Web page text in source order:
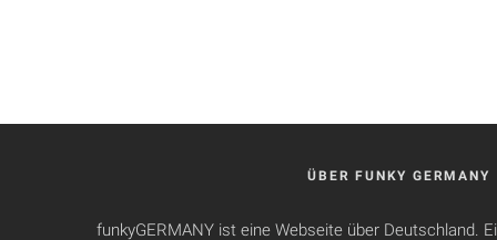
ÜBER FUNKY GERMANY
funkyGERMANY ist eine Webseite über Deutschland.